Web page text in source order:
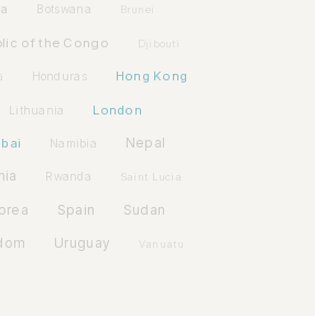
Botswana Brunei
of the Congo Djibouti
Honduras Hong Kong
Lithuania London
Namibia Nepal
Rwanda Saint Lucia
Spain Sudan
Uruguay Vanuatu